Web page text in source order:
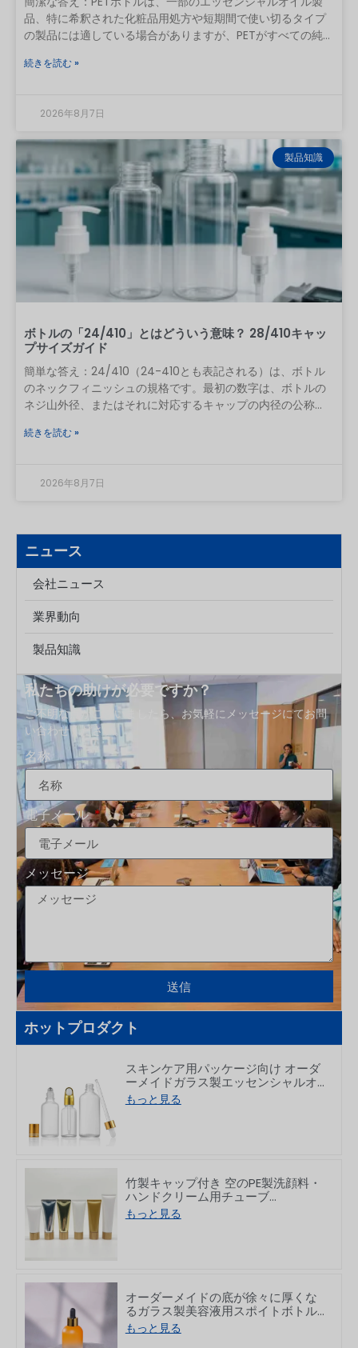
ニュース
会社ニュース
業界動向
製品知識
私たちの助けが必要ですか？
ご不明な点がございましたら、お気軽にメッセージにてお問
い合わせください。.
名称
電子メール
メッセージ
送信
ホットプロダクト
スキンケア用パッケージ向け オーダ
ーメイドガラス製エッセンシャルオ
イルドロッパーボトル 5～100ml
もっと見る
竹製キャップ付き 空のPE製洗顔料・
ハンドクリーム用チューブ
50/80/100/150g
もっと見る
オーダーメイドの底が徐々に厚くな
るガラス製美容液用スポイトボトル
30ml
もっと見る
品、特に希釈された化粧品用処方や短期間で使い切るタイプ
の製品には適している場合がありますが、PETがすべての純粋
べきではありません。希釈されていないエッセンシャルオイ
ランドは、キャップ、ライナー、レデューサー、ポンプ、ス
プレーノズル、ディップチューブ、装飾、ラベルの接着剤な
ど、製造パッケージ一式を揃えた状態で、実際の精油または
完成した処方をテストする必要があります。実用的なルール
として、「PET」とは樹脂の種類を示すものであり、互換性の
最終的な結果を保証するものではありません。 精油の種類、
濃度、接触時間、温度、ボトルにかかる応力、キャップの材
質、製造品質などによって、結果は異なる可能性がありま
す。内容は以下の通りです。
続きを読む »
2026年8月7日
製品知識
ボトルの「24/410」とはどういう意味？ 28/410キャッ
プサイズガイド
簡単な答え：24/410（24-410とも表記される）は、ボトル
のネックフィニッシュの規格です。最初の数字は、ボトルの
ネジ山外径、またはそれに対応するキャップの内径の公称直
化された連続ねじ仕上げシリーズ（ねじの形状とネックの高
このコードだけでは、漏れのない市販パッケージが保証され
はねじ径が4.10 mmであることを意味するものではありませ
ん。これは、容器とキャップを組み合わせるために使用され
る、2つの要素からなる包装規格です。何
続きを読む »
2026年8月7日